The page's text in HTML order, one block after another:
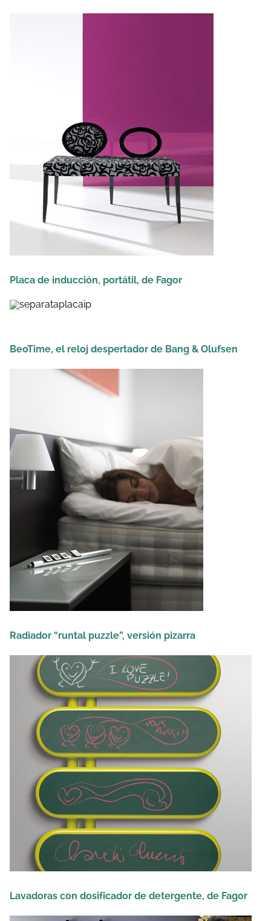
Placa de inducción, portátil, de Fagor
BeoTime, el reloj despertador de Bang & Olufsen
Radiador “runtal puzzle”, versión pizarra
Lavadoras con dosificador de detergente, de Fagor